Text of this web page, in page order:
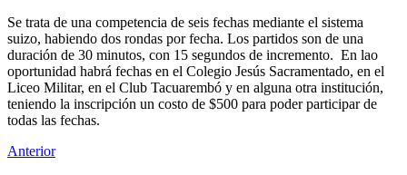
Se trata de una competencia de seis fechas mediante el sistema
suizo, habiendo dos rondas por fecha. Los partidos son de una
duración de 30 minutos, con 15 segundos de incremento. En lao
oportunidad habrá fechas en el Colegio Jesús Sacramentado, en el
Liceo Militar, en el Club Tacuarembó y en alguna otra institución,
teniendo la inscripción un costo de $500 para poder participar de
todas las fechas.
Anterior